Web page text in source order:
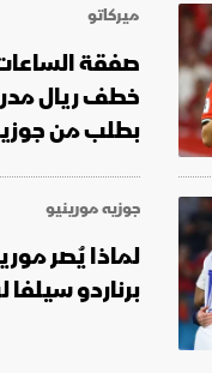
ميركاتو
خطف ريال
بطلب من
جوزيه مورينيو
لماذا يُصر
برناردو سيلفا